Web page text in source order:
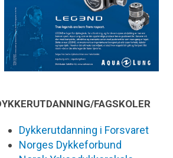
FAGSKOLER
Dykkerutdanning i Forsvaret
Norges Dykkeforbund